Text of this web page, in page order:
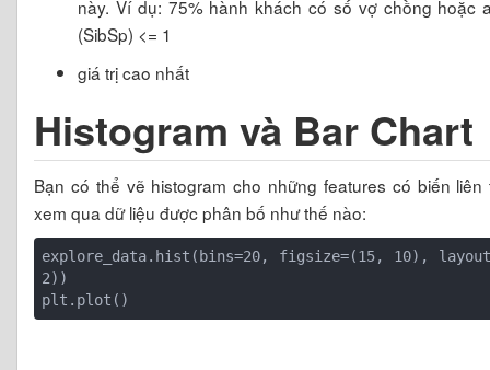
này. Ví dụ: 75% hành khách có số vợ chồng hoặc
(SibSp) <= 1
giá trị cao nhất
Histogram và Bar Chart
Bạn có thể vẽ histogram cho những features có biến liên
xem qua dữ liệu được phân bố như thế nào:
explore_data.hist(bins=20, figsize=(15, 10),
2))